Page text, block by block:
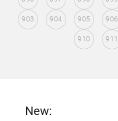
903 904 905 906
910 911
New: